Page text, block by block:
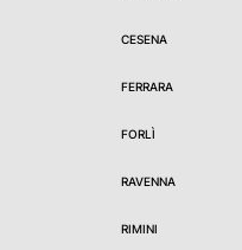
CESENA
FERRARA
FORLÌ
RAVENNA
RIMINI